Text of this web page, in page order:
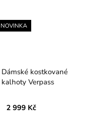
NOVINKA
Dámské kostkované
kalhoty Verpass
2 999 Kč